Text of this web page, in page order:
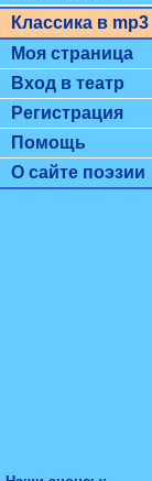
Классика в mp3
Моя страница
Вход в театр
Регистрация
Помощь
О сайте поэзии